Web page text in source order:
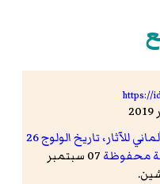
https://
الموقع الرسمي لمعهد الألماني للآثار، تاريخ الولوج 26
محفوظة
07 سبتمبر